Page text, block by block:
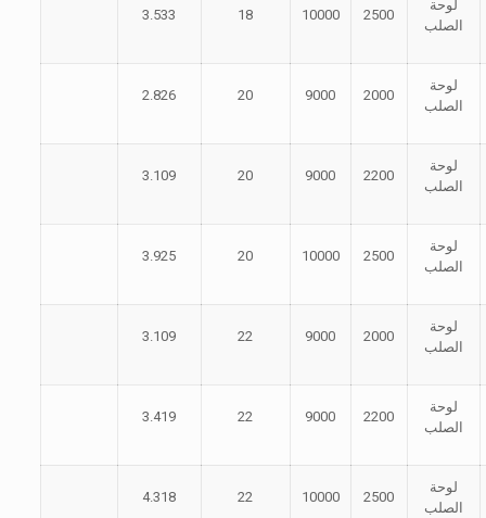
لوحة
الصلب
2500
10000
18
3.533
لوحة
الصلب
2000
9000
20
2.826
لوحة
الصلب
2200
9000
20
3.109
لوحة
الصلب
2500
10000
20
3.925
لوحة
الصلب
2000
9000
22
3.109
لوحة
الصلب
2200
9000
22
3.419
لوحة
الصلب
2500
10000
22
4.318